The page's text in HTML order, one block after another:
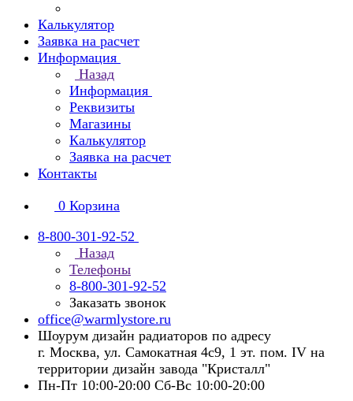
Калькулятор
Заявка на расчет
Информация
Назад
Информация
Реквизиты
Магазины
Калькулятор
Заявка на расчет
Контакты
0 Корзина
8-800-301-92-52
Назад
Телефоны
8-800-301-92-52
Заказать звонок
office@warmlystore.ru
Шоурум дизайн радиаторов по адресу
г. Москва, ул. Самокатная 4с9, 1 эт. пом. IV на
территории дизайн завода "Кристалл"
Пн-Пт 10:00-20:00 Сб-Вс 10:00-20:00